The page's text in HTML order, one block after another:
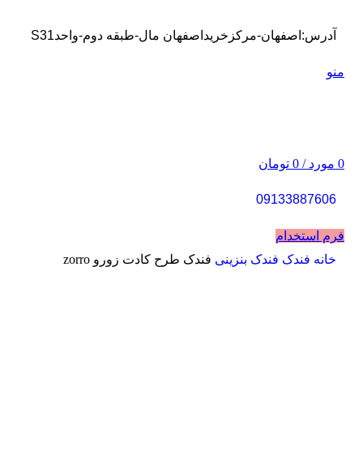
آدرس:اصفهان-مرکزخریداصفهان مال-طبقه دوم-واحدS31
منو
0 مورد /
0 تومان
09133887606
فرم استخدام
خانه فندک فندک بنزینی فندک طرح کادت زورو zorro